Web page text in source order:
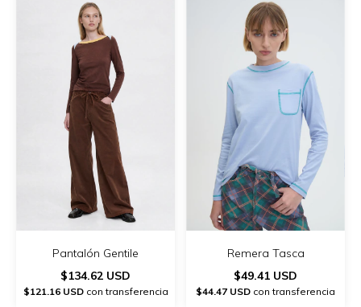
Pantalón Gentile
$134.62 USD
$121.16 USDcon transferencia
Remera Tasca
$49.41 USD
$44.47 USD con transferencia